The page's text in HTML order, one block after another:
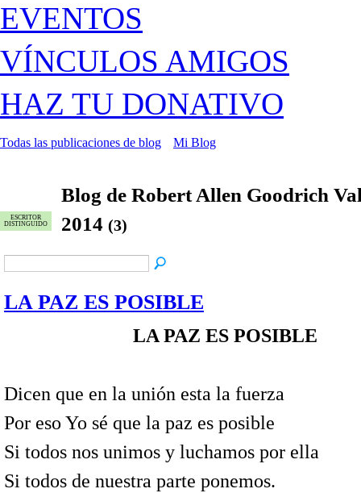
EVENTOS
VÍNCULOS AMIGOS
HAZ TU DONATIVO
Todas las publicaciones de blog Mi Blog
ESCRITOR
DISTINGUIDO
Blog de Robert Allen Goodrich
2014 (3)
LA PAZ ES POSIBLE
LA PAZ ES POSIBLE
Dicen que en la unión esta la fuerza
Por eso Yo sé que la paz es posible
Si todos nos unimos y luchamos por ella
Si todos de nuestra parte ponemos.